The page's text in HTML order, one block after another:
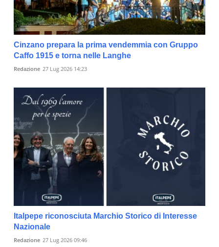
Cinzano prepara la prima vendemmia con Gruppo
Caffo 1915 e torna nelle Langhe
Redazione 27 Lug 2026 14:23
Italpepe riconosciuta Marchio Storico di Interesse
Nazionale
Redazione 27 Lug 2026 09:46